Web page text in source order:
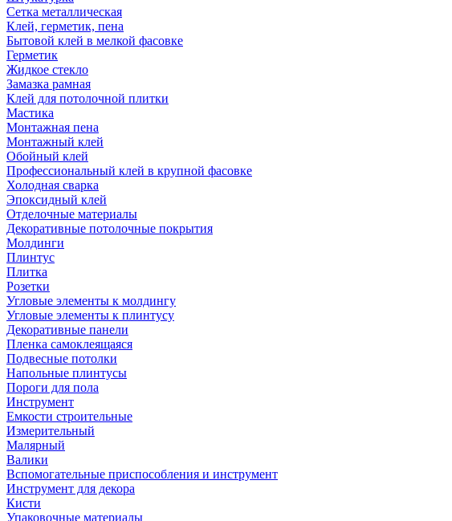
Сетка металлическая
Клей, герметик, пена
Бытовой клей в мелкой фасовке
Герметик
Жидкое стекло
Замазка рамная
Клей для потолочной плитки
Мастика
Монтажная пена
Монтажный клей
Обойный клей
Профессиональный клей в крупной фасовке
Холодная сварка
Эпоксидный клей
Отделочные материалы
Декоративные потолочные покрытия
Молдинги
Плинтус
Плитка
Розетки
Угловые элементы к молдингу
Угловые элементы к плинтусу
Декоративные панели
Пленка самоклеящаяся
Подвесные потолки
Напольные плинтусы
Пороги для пола
Инструмент
Емкости строительные
Измерительный
Малярный
Валики
Вспомогательные приспособления и инструмент
Инструмент для декора
Кисти
Упаковочные материалы